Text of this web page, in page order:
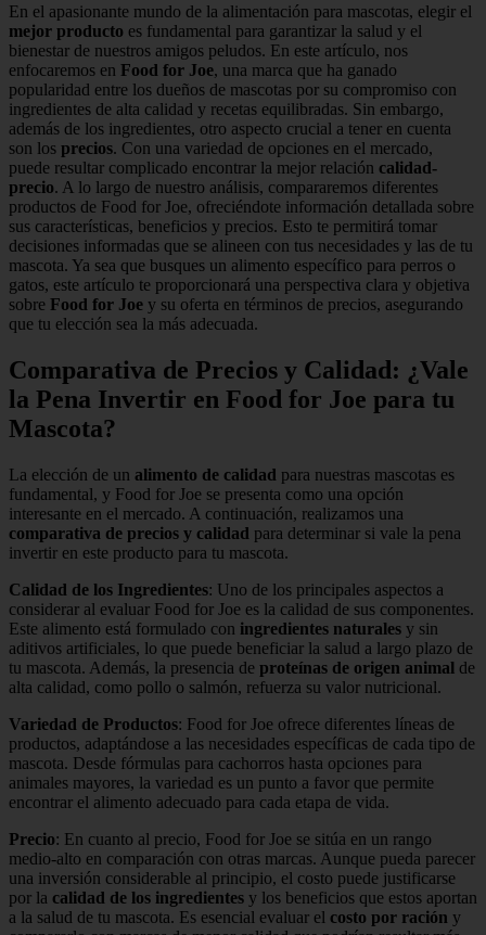
En el apasionante mundo de la alimentación para mascotas, elegir el
mejor producto es fundamental para garantizar la salud y el
bienestar de nuestros amigos peludos. En este artículo, nos
enfocaremos en Food for Joe, una marca que ha ganado
popularidad entre los dueños de mascotas por su compromiso con
ingredientes de alta calidad y recetas equilibradas. Sin embargo,
además de los ingredientes, otro aspecto crucial a tener en cuenta
son los precios. Con una variedad de opciones en el mercado,
puede resultar complicado encontrar la mejor relación calidad-
precio. A lo largo de nuestro análisis, compararemos diferentes
productos de Food for Joe, ofreciéndote información detallada sobre
sus características, beneficios y precios. Esto te permitirá tomar
decisiones informadas que se alineen con tus necesidades y las de tu
mascota. Ya sea que busques un alimento específico para perros o
gatos, este artículo te proporcionará una perspectiva clara y objetiva
sobre Food for Joe y su oferta en términos de precios, asegurando
que tu elección sea la más adecuada.
Comparativa de Precios y Calidad: ¿Vale
la Pena Invertir en Food for Joe para tu
Mascota?
La elección de un alimento de calidad para nuestras mascotas es
fundamental, y Food for Joe se presenta como una opción
interesante en el mercado. A continuación, realizamos una
comparativa de precios y calidad para determinar si vale la pena
invertir en este producto para tu mascota.
Calidad de los Ingredientes: Uno de los principales aspectos a
considerar al evaluar Food for Joe es la calidad de sus componentes.
Este alimento está formulado con ingredientes naturales y sin
aditivos artificiales, lo que puede beneficiar la salud a largo plazo de
tu mascota. Además, la presencia de proteínas de origen animal de
alta calidad, como pollo o salmón, refuerza su valor nutricional.
Variedad de Productos: Food for Joe ofrece diferentes líneas de
productos, adaptándose a las necesidades específicas de cada tipo de
mascota. Desde fórmulas para cachorros hasta opciones para
animales mayores, la variedad es un punto a favor que permite
encontrar el alimento adecuado para cada etapa de vida.
Precio: En cuanto al precio, Food for Joe se sitúa en un rango
medio-alto en comparación con otras marcas. Aunque pueda parecer
una inversión considerable al principio, el costo puede justificarse
por la calidad de los ingredientes y los beneficios que estos aportan
a la salud de tu mascota. Es esencial evaluar el costo por ración y